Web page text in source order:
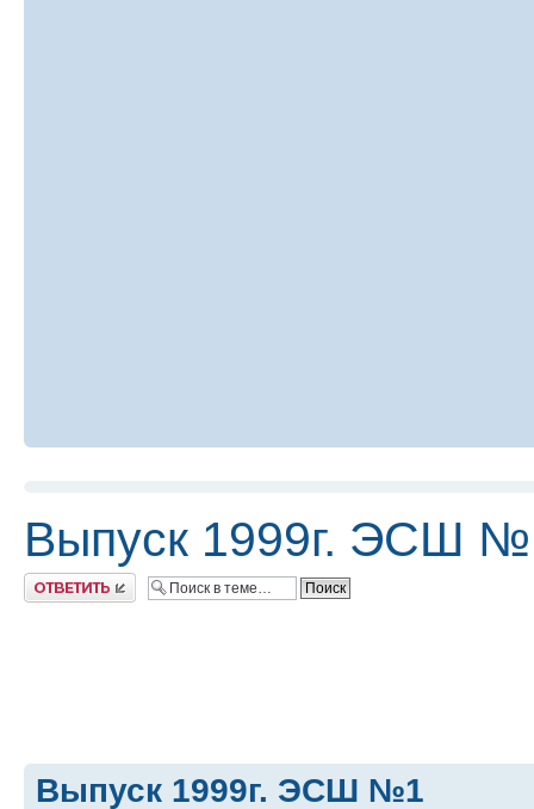
Выпуск 1999г. ЭСШ
Ответить
Выпуск 1999г. ЭСШ №1